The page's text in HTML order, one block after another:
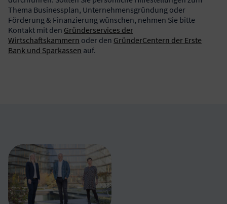
Thema Businessplan, Unternehmensgründung oder
Förderung & Finanzierung wünschen, nehmen Sie bitte
Kontakt mit den Gründerservices der
Wirtschaftskammern oder den GründerCentern der Erste
Bank und Sparkassen auf.